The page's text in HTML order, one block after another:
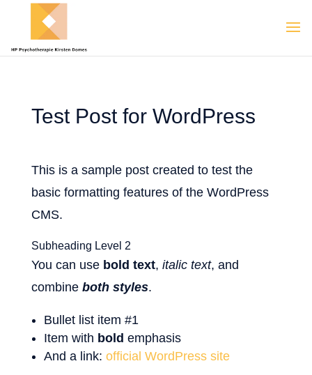
Test Post for WordPress
This is a sample post created to test the
basic formatting features of the WordPress
CMS.
Subheading Level 2
You can use bold text, italic text, and
combine both styles.
Bullet list item #1
Item with bold emphasis
And a link: official WordPress site